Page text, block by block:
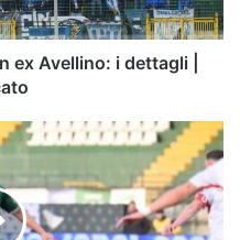
ex Avellino: i dettagli |